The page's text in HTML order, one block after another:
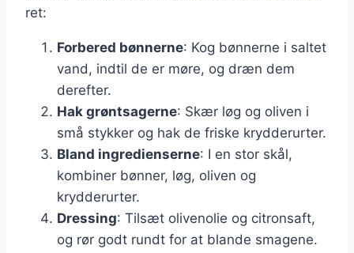
ret:
Forbered bønnerne: Kog bønnerne i saltet
vand, indtil de er møre, og dræn dem
derefter.
Hak grøntsagerne: Skær løg og oliven i
små stykker og hak de friske krydderurter.
Bland ingredienserne: I en stor skål,
kombiner bønner, løg, oliven og
krydderurter.
Dressing: Tilsæt olivenolie og citronsaft,
og rør godt rundt for at blande smagene.